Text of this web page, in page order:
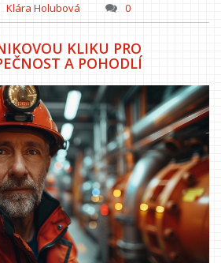
Klára Holubová 0
KLIKU PRO
A POHODLÍ